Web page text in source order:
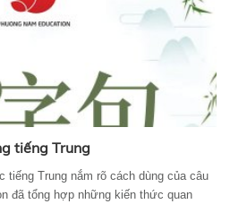
tiếng Trung
tiếng Trung nắm rõ cách dùng của câu
đã tổng hợp những kiến thức quan